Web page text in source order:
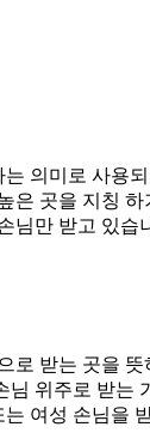
의미로 사용
은 곳을 지칭 하
님만 받고 있습
로 받는 곳을 뜻
님 위주로 받는
여성 손님을